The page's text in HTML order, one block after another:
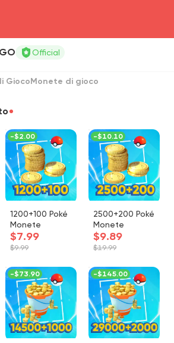
Official
GiocoMonete di gioco
1200+100 Poké
Monete
$7.99
$9.99
-$2.00
2500+200 Poké
Monete
$9.89
$19.99
-$10.10
-$73.90 -$145.00